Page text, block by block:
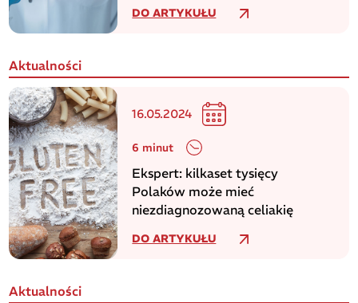
DO ARTYKUŁU
Aktualności
16.05.2024
6 minut
Ekspert: kilkaset tysięcy
Polaków może mieć
niezdiagnozowaną celiakię
DO ARTYKUŁU
Aktualności